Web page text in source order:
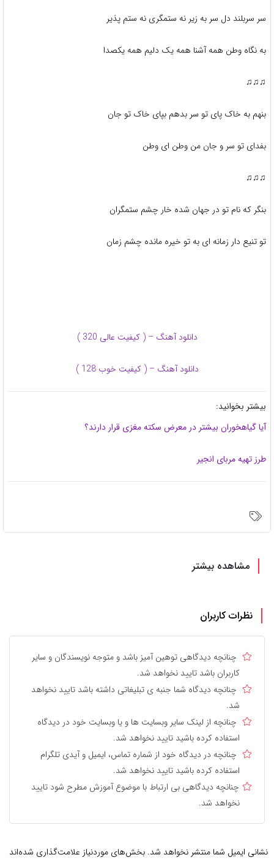
سر سربلند دل سر به زیر نه ستمگری نه ستم پذیر
به نگاه وطن همه آشنا همه یک دلیم همه یکصدا
♫♫♫
بنهم به خاک پای تو سر بدهم بپای خاک تو جان
بفدای تو سر و جان من وطن ای وطن
♫♫♫
بنگر که نام تو در جهان شده خار چشم ستمگران
تو تنیع دار زمانه ای به تو خیره مانده چشم زمان
دانلود آهنگ – ( کیفیت عالی 320 )
دانلود آهنگ – ( کیفیت خوب 128 )
بیشتر بخوانید:
آیا گیاهخوران بیشتر در معرض سکته مغزی قرار دارند؟
طرز تهیه مربای انجیر
مشاهده بیشتر
نظرات کاربران
چنانچه دیدگاهی توهین آمیز باشد و متوجه نویسندگان و سایر
کاربران باشد تایید نخواهد شد.
چنانچه دیدگاه شما جنبه ی تبلیغاتی داشته باشد تایید نخواهد
شد.
چنانچه از لینک سایر وبسایت ها و یا وبسایت خود در دیدگاه
استفاده کرده باشید تایید نخواهد شد.
چنانچه در دیدگاه خود از شماره تماس، ایمیل و آیدی تلگرام
استفاده کرده باشید تایید نخواهد شد.
چنانچه دیدگاهی بی ارتباط با موضوع آموزش مطرح شود تایید
نخواهد شد.
نشانی ایمیل شما منتشر نخواهد شد. بخش‌های موردنیاز علامت‌گذاری شده‌اند